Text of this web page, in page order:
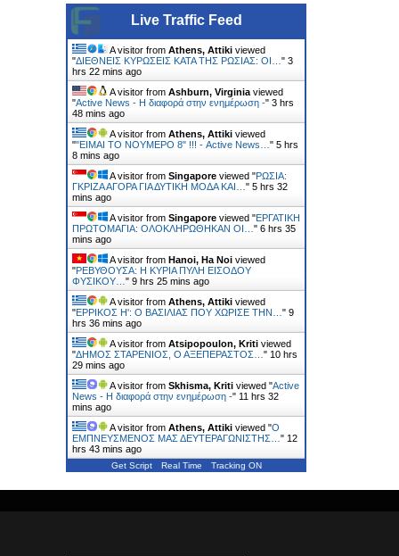
Live Traffic Feed
A visitor from Athens, Attiki viewed
"ΔΙΕΘΝΕΙΣ ΚΥΡΩΣΕΙΣ ΚΑΤΑ ΤΗΣ ΡΩΣΙΑΣ: ΟΙ… " 3
hrs 22 mins ago
A visitor from Ashburn, Virginia viewed
"Active News - Η διαφορά στην ενημέρωση -" 3 hrs
48 mins ago
A visitor from Athens, Attiki viewed
""ΕΙΜΑΙ ΤΟ ΝΟΥΜΕΡΟ 8" !!! - Active News… " 5 hrs
8 mins ago
A visitor from Singapore viewed "ΡΩΣΙΑ:
ΓΚΡΙΖΑ ΑΓΟΡΑ ΓΙΑ ΔΥΤΙΚΗ ΜΟΔΑ ΚΑΙ… " 5 hrs 32
mins ago
A visitor from Singapore viewed "ΕΡΓΑΤΙΚΗ
ΠΡΩΤΟΜΑΓΙΑ: ΟΛΟΚΛΗΡΩΘΗΚΑΝ ΟΙ… " 6 hrs 35
mins ago
A visitor from Hanoi, Ha Noi viewed
"ΡΕΒΥΘΟΥΣΑ: H ΚΥΡΙΑ ΠΥΛΗ ΕΙΣΟΔΟΥ
ΦΥΣΙΚΟΥ… " 9 hrs 25 mins ago
A visitor from Athens, Attiki viewed
"ΕΡΡΙΚΟΣ H': Ο ΒΑΣΙΛΙΑΣ ΠΟΥ ΧΩΡΙΣΕ ΤΗΝ… " 9
hrs 36 mins ago
A visitor from Atsipopoulon, Kriti viewed
"ΔΗΜΟΣ ΣΤΑΡΕΝΙΟΣ, Ο ΑΞΕΠΕΡΑΣΤΟΣ… " 10 hrs
29 mins ago
A visitor from Skhisma, Kriti viewed "Active
News - Η διαφορά στην ενημέρωση -" 11 hrs 32
mins ago
A visitor from Athens, Attiki viewed "Ο
ΕΜΠΝΕΥΣΜΕΝΟΣ ΜΑΣ ΔΕΥΤΕΡΑΓΩΝΙΣΤΗΣ… " 12
hrs 43 mins ago
Get Script Real Time Tracking ON